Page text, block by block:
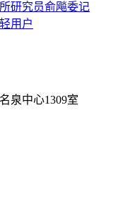
研究员俞飚委记
用户
泉中心1309室